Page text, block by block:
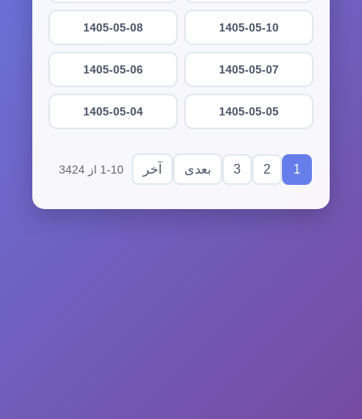
1405-05-10
1405-05-08
1405-05-07
1405-05-06
1405-05-05
1405-05-04
1
2
3 بعدی آخر 1-10 از 3424